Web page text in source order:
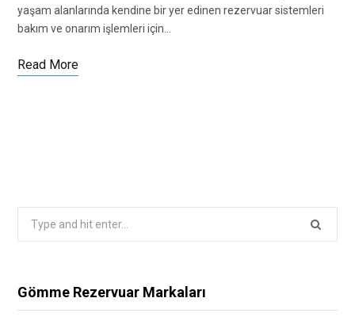
yaşam alanlarında kendine bir yer edinen rezervuar sistemleri
bakım ve onarım işlemleri için…
Read More
Gömme Rezervuar Markaları